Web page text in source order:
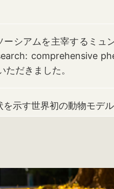
シアムを主宰するミ
comprehensive
だきました。
示す世界初の動物モデ